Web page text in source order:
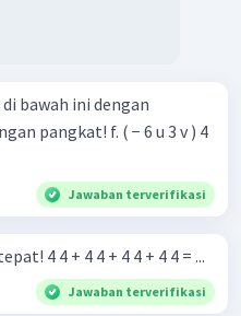
bawah ini dengan
f. ( − 6 u 3 v ) 4
Jawaban terverifikasi
Pilihlah jawaban yang paling tepat! 4 4 + 4 4 + 4 4 + 4 4 = ...
Jawaban terverifikasi